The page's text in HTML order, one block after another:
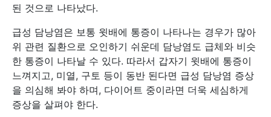
된 것으로 나타났다.
급성 담낭염은 보통 윗배에 통증이 나타나는 경우가 많아
위 관련 질환으로 오인하기 쉬운데 담낭염도 급체와 비슷
한 통증이 나타날 수 있다. 따라서 갑자기 윗배에 통증이
느껴지고, 미열, 구토 등이 동반 된다면 급성 담낭염 증상
을 의심해 봐야 하며, 다이어트 중이라면 더욱 세심하게
증상을 살펴야 한다.